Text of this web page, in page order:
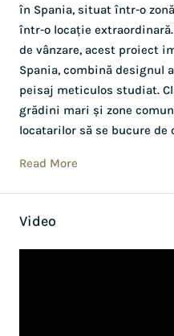
în Spania, situat într-o
într-o locație
de vânzare, acest proiect
Spania, combină designul
peisaj meticulos studiat.
grădini mari și zone
locatarilor să se bucure
Read More
Video